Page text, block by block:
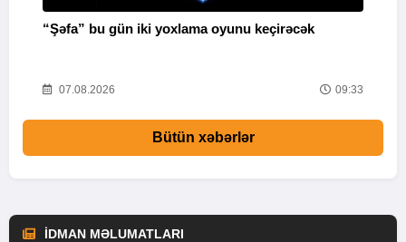
“Şəfa” bu gün iki yoxlama oyunu keçirəcək
07.08.2026 09:33
Bütün xəbərlər
İDMAN MƏLUMATLARI